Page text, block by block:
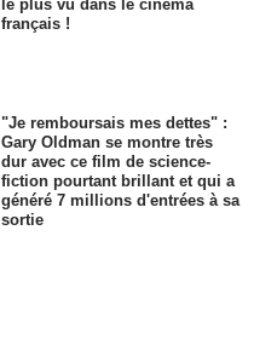
le plus vu dans le cinéma
français !
"Je remboursais mes dettes" :
Gary Oldman se montre très
dur avec ce film de science-
fiction pourtant brillant et qui a
généré 7 millions d'entrées à sa
sortie